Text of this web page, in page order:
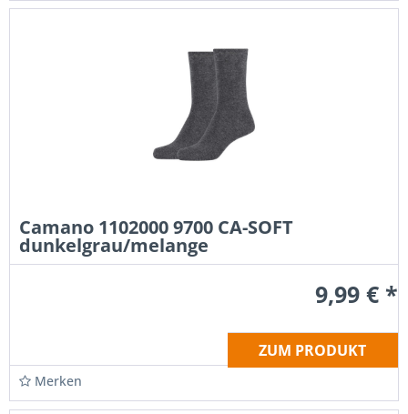
Camano 1102000 9700 CA-SOFT
dunkelgrau/melange
9,99 € *
ZUM PRODUKT
Merken